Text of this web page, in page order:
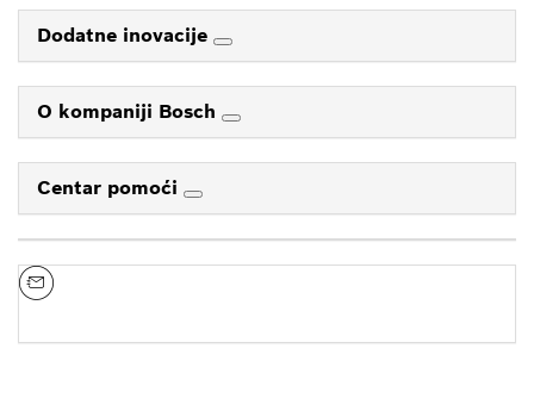
Dodatne inovacije
O kompaniji Bosch
Centar pomoći